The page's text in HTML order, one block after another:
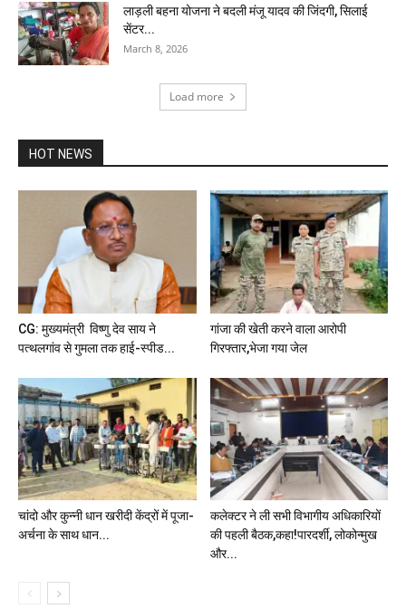
लाड़ली बहना योजना ने बदली मंजू यादव की जिंदगी, सिलाई
सेंटर...
March 8, 2026
Load more
HOT NEWS
CG: मुख्यमंत्री विष्णु देव साय ने
पत्थलगांव से गुमला तक हाई-स्पीड...
गांजा की खेती करने वाला आरोपी
गिरफ्तार,भेजा गया जेल
चांदो और कुन्नी धान खरीदी केंद्रों में पूजा-
अर्चना के साथ धान...
कलेक्टर ने ली सभी विभागीय अधिकारियों
की पहली बैठक,कहा!पारदर्शी, लोकोन्मुख
और...